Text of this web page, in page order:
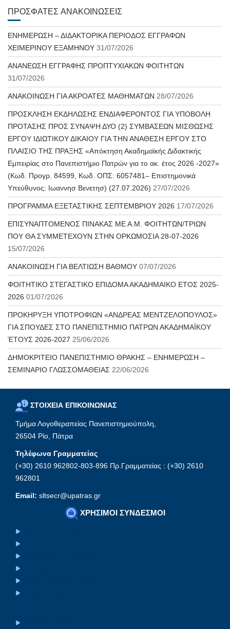
ΠΡΌΣΦΑΤΕΣ ΑΝΑΚΟΙΝΏΣΕΙΣ
ΕΝΗΜΕΡΩΣΗ – ΔΙΔΑΚΤΟΡΙΚΑ ΠΕΡΙΟΔΟΣ ΕΓΓΡΑΦΩΝ
ΧΕΙΜΕΡΙΝΟΥ ΕΞΑΜΗΝΟΥ 31/07/2026
ΑΝΑΝΕΩΣΗ ΕΓΓΡΑΦΗΣ ΠΡΟΠΤΥΧΙΑΚΩΝ ΦΟΙΤΗΤΩΝ
31/07/2026
ΑΝΑΚΟΙΝΩΣΗ ΓΙΑ ΑΚΡΟΑΤΕΣ ΜΑΘΗΜΑΤΩΝ 28/07/2026
ΠΡΟΣΚΛΗΣΗ ΕΚΔΗΛΩΣΗΣ ΕΝΔΙΑΦΕΡΟΝΤΟΣ ΓΙΑ ΥΠΟΒΟΛΗ
ΠΡΟΤΑΣΗΣ ΠΡΟΣ ΣΥΝΑΨΗ ΔΥΟ (2) ΣΥΜΒΑΣΕΩΝ ΜΙΣΘΩΣΗΣ
ΕΡΓΟΥ ΙΔΙΩΤΙΚΟΥ ΔΙΚΑΙΟΥ ΓΙΑ ΤΗΝ ΑΝΑΘΕΣΗ ΕΡΓΟΥ ΣΤΟ
ΠΛΑΙΣΙΟ ΤΗΣ ΠΡΑΞΗΣ «Απόκτηση Ακαδημαϊκής Διδακτικής
Εμπειρίας στο Πανεπιστήμιο Πατρών για το ακ. έτος 2026 -2027»
(Κωδ. Προγρ. 84599, Κωδ. ΟΠΣ: 6057481– Επιστημονικά
Υπεύθυνος: Ιωαννησ Βενετησ) (27.07.2026) 27/07/2026
ΠΡΟΓΡΑΜΜΑ ΕΞΕΤΑΣΤΙΚΗΣ ΣΕΠΤΕΜΒΡΙΟΥ 2026 17/07/2026
ΕΠΙΣΥΝΑΠΤΟΜΕΝΟΣ ΠΙΝΑΚΑΣ ΜΕ Α.Μ. ΦΟΙΤΗΤΩΝ/ΤΡΙΩΝ
ΠΟΥ ΘΑ ΣΥΜΜΕΤΕΧΟΥΝ ΣΤΗΝ ΟΡΚΩΜΟΣΙΑ 28-07-2026
15/07/2026
ΑΝΑΚΟΙΝΩΣΗ ΓΙΑ ΒΕΛΤΙΩΣΗ ΒΑΘΜΟΥ 07/07/2026
ΦΟΙΤΗΤΙΚΟ ΣΤΕΓΑΣΤΙΚΟ ΕΠΙΔΟΜΑ ΑΚΑΔΗΜΑΙΚΟ ΕΤΟΣ 2025-
2026 01/07/2026
ΠΡΟΚΗΡΥΞΗ ΥΠΟΤΡΟΦΙΩΝ «ΑΝΔΡΕΑΣ ΜΕΝΤΖΕΛΟΠΟΥΛΟΣ»
ΓΙΑ ΣΠΟΥΔΕΣ ΣΤΟ ΠΑΝΕΠΙΣΤΗΜΙΟ ΠΑΤΡΩΝ ΑΚΑΔΗΜΑΪΚΟΥ
ΈΤΟΥΣ 2026-2027 25/06/2026
ΔΗΜΟΚΡΙΤΕΙΟ ΠΑΝΕΠΙΣΤΗΜΙΟ ΘΡΑΚΗΣ – ΕΝΗΜΕΡΩΣΗ –
ΣΕΜΙΝΑΡΙΟ ΓΛΩΣΣΟΜΑΘΕΙΑΣ 22/06/2026
ΣΤΟΙΧΕΙΑ ΕΠΙΚΟΙΝΩΝΙΑΣ
Τμήμα Λογοθεραπείας Πανεπιστημιούπολη,
26504 Ρίο, Πάτρα
Τηλέφωνα Γραμματείας
(+30) 2610 962802-803-896 Πρ.Γραμματείας : (+30) 2610
962801
Email: sltsecr@upatras.gr
ΧΡΗΣΙΜΟΙ ΣΥΝΔΕΣΜΟΙ